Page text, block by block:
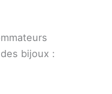
bijoux :